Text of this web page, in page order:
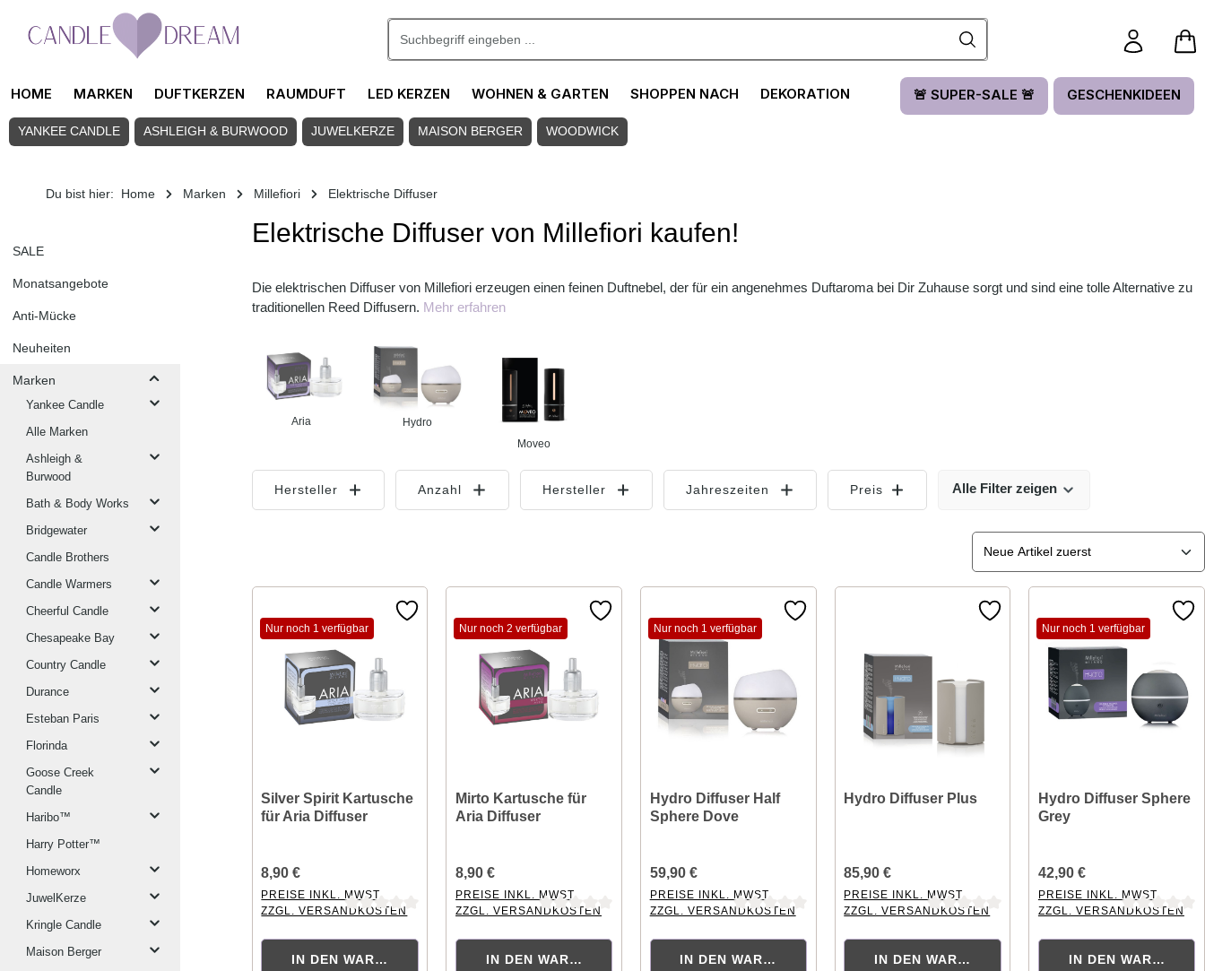
Zum Hauptinhalt springen
HOME MARKEN DUFTKERZEN RAUMDUFT LED KERZEN WOHNEN & GARTEN SHOPPEN NACH DEKORATION 🚨 SUPER-SALE 🚨 GESCHENKIDEEN
YANKEE CANDLE ASHLEIGH & BURWOOD JUWELKERZE MAISON BERGER WOODWICK
Du bist hier: Home Marken Millefiori Elektrische Diffuser
SALE
Monatsangebote
Anti-Mücke
Neuheiten
Marken
Yankee Candle
Alle Marken
Ashleigh &
Burwood
Bath & Body Works
Bridgewater
Candle Brothers
Candle Warmers
Cheerful Candle
Chesapeake Bay
Country Candle
Durance
Esteban Paris
Florinda
Goose Creek
Candle
Haribo™
Harry Potter™
Homeworx
JuwelKerze
Kringle Candle
Maison Berger
Elektrische Diffuser von Millefiori kaufen!
Die elektrischen Diffuser von Millefiori erzeugen einen feinen Duftnebel, der für ein angenehmes Duftaroma bei Dir Zuhause sorgt und sind eine tolle Alternative zu
traditionellen Reed Diffusern. Mehr erfahren
Aria
Hydro
Moveo
Hersteller Anzahl Hersteller Jahreszeiten Preis Alle Filter zeigen
Nur noch 1 verfügbar
Silver Spirit Kartusche
für Aria Diffuser
8,90 €
PREISE INKL. MWST.
ZZGL. VERSANDKOSTEN
IN DEN WARENKORB
Nur noch 2 verfügbar
Mirto Kartusche für
Aria Diffuser
8,90 €
PREISE INKL. MWST.
ZZGL. VERSANDKOSTEN
IN DEN WARENKORB
Nur noch 1 verfügbar
Hydro Diffuser Half
Sphere Dove
59,90 €
PREISE INKL. MWST.
ZZGL. VERSANDKOSTEN
IN DEN WARENKORB
Hydro Diffuser Plus
85,90 €
PREISE INKL. MWST.
ZZGL. VERSANDKOSTEN
IN DEN WARENKORB
Nur noch 1 verfügbar
Hydro Diffuser Sphere
Grey
42,90 €
PREISE INKL. MWST.
ZZGL. VERSANDKOSTEN
IN DEN